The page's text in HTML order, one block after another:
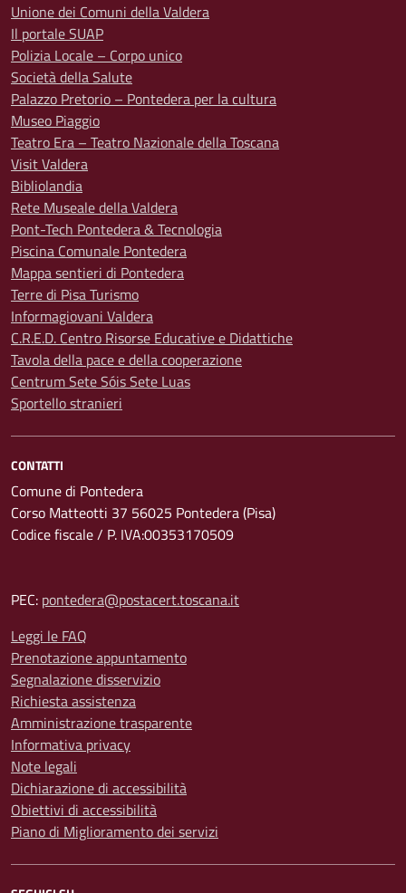
Unione dei Comuni della Valdera
Il portale SUAP
Polizia Locale – Corpo unico
Società della Salute
Palazzo Pretorio – Pontedera per la cultura
Museo Piaggio
Teatro Era – Teatro Nazionale della Toscana
Visit Valdera
Bibliolandia
Rete Museale della Valdera
Pont-Tech Pontedera & Tecnologia
Piscina Comunale Pontedera
Mappa sentieri di Pontedera
Terre di Pisa Turismo
Informagiovani Valdera
C.R.E.D. Centro Risorse Educative e Didattiche
Tavola della pace e della cooperazione
Centrum Sete Sóis Sete Luas
Sportello stranieri
CONTATTI
Comune di Pontedera
Corso Matteotti 37 56025 Pontedera (Pisa)
Codice fiscale / P. IVA:00353170509
PEC: pontedera@postacert.toscana.it
Leggi le FAQ
Prenotazione appuntamento
Segnalazione disservizio
Richiesta assistenza
Amministrazione trasparente
Informativa privacy
Note legali
Dichiarazione di accessibilità
Obiettivi di accessibilità
Piano di Miglioramento dei servizi